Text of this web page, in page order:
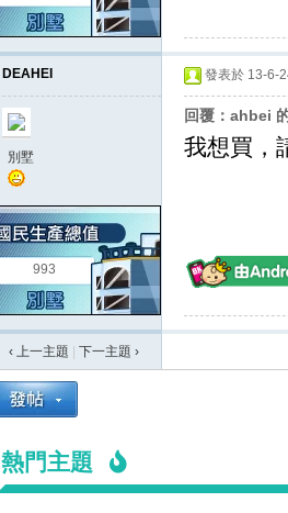
DEAHEI
別墅
993
發表於 13-6-
回覆：ahbei
我想買，
‹ 上一主題 下一主題 ›
熱門主題